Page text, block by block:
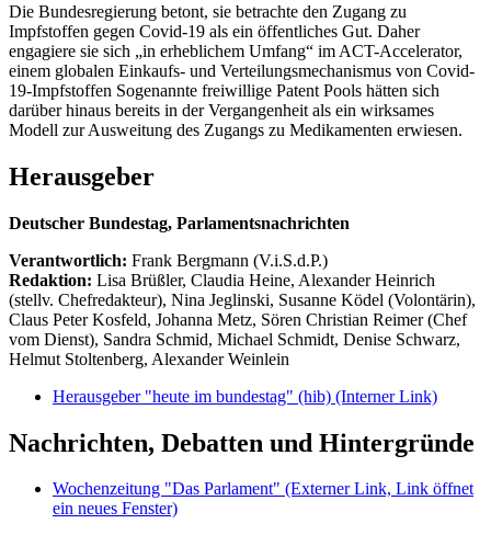
Die Bundesregierung betont, sie betrachte den Zugang zu
Impfstoffen gegen Covid-19 als ein öffentliches Gut. Daher
engagiere sie sich „in erheblichem Umfang“ im ACT-Accelerator,
einem globalen Einkaufs- und Verteilungsmechanismus von Covid-
19-Impfstoffen Sogenannte freiwillige Patent Pools hätten sich
darüber hinaus bereits in der Vergangenheit als ein wirksames
Modell zur Ausweitung des Zugangs zu Medikamenten erwiesen.
Herausgeber
Deutscher Bundestag, Parlamentsnachrichten
Verantwortlich: Frank Bergmann (V.i.S.d.P.)
Redaktion: Lisa Brüßler, Claudia Heine, Alexander Heinrich
(stellv. Chefredakteur), Nina Jeglinski, Susanne Ködel (Volontärin),
Claus Peter Kosfeld, Johanna Metz, Sören Christian Reimer (Chef
vom Dienst), Sandra Schmid, Michael Schmidt, Denise Schwarz,
Helmut Stoltenberg, Alexander Weinlein
Herausgeber "heute im bundestag" (hib) (Interner Link)
Nachrichten, Debatten und Hintergründe
Wochenzeitung "Das Parlament" (Externer Link, Link öffnet
ein neues Fenster)